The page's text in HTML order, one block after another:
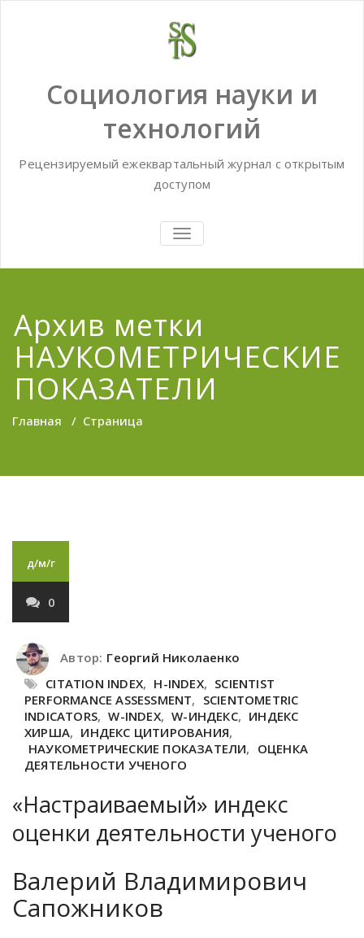
Социология науки и
технологий
Рецензируемый ежеквартальный журнал с открытым
доступом
TOGGLE
NAVIGATION
Архив метки
НАУКОМЕТРИЧЕСКИЕ
ПОКАЗАТЕЛИ
Главная / Страница
д/м/г
0
Автор: Георгий Николаенко
CITATION INDEX, H-INDEX, SCIENTIST
PERFORMANCE ASSESSMENT, SCIENTOMETRIC
INDICATORS, W-INDEX, W-ИНДЕКС, ИНДЕКС
ХИРША, ИНДЕКС ЦИТИРОВАНИЯ,
НАУКОМЕТРИЧЕСКИЕ ПОКАЗАТЕЛИ, ОЦЕНКА
ДЕЯТЕЛЬНОСТИ УЧЕНОГО
«Настраиваемый» индекс
оценки деятельности ученого
Валерий Владимирович
Сапожников